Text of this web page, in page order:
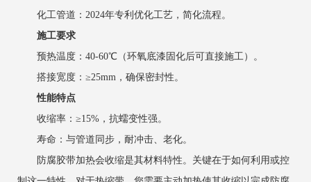
化工管道：2024年专利优化工艺，简化流程。
施工要求
预热温度：40-60℃（环氧底漆固化后可直接施工）。
搭接宽度：≥25mm，确保密封性。
性能特点
收缩率：≥15%，抗蠕变性强。
寿命：与管道同步，耐冲击、老化。
防腐胶带加热会收缩是其材料特性。关键在于如何利用或控